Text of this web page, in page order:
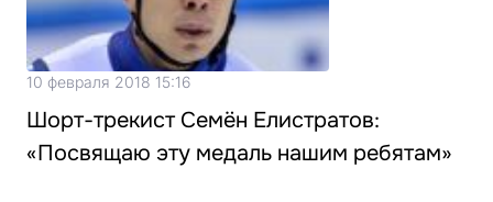
10 февраля 2018 15:16
Шорт-трекист Семён Елистратов:
«Посвящаю эту медаль нашим ребятам»